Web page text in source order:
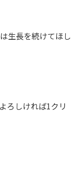
生長を続けてほし
ろしければ1クリ